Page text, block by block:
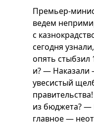
Премьер-
ведем
с
сегодня
опять
и? — Наказали
увесистый
из бюджета? —
главное —